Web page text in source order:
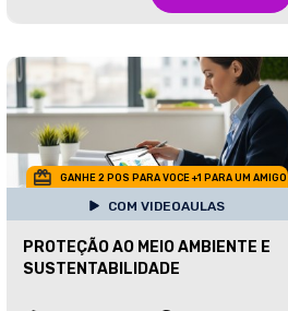
GANHE 2 POS PARA VOCE +1 PARA UM AMIGO
COM VIDEOAULAS
PROTEÇÃO AO MEIO AMBIENTE E
SUSTENTABILIDADE